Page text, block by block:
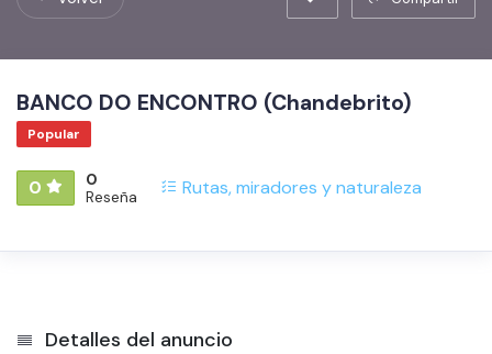
BANCO DO ENCONTRO (Chandebrito)
Popular
0
0
Reseña
Rutas, miradores y naturaleza
Detalles del anuncio